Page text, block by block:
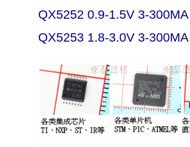
QX5252 0.9-1.5V 3-
QX5253 1.8-3.0V 3-